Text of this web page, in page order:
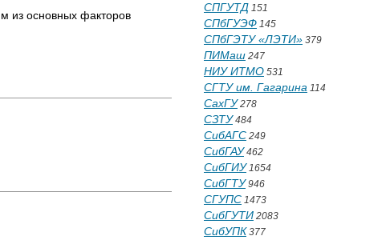
из основных факторов
СПГУТД 151
СПбГУЭФ 145
СПбГЭТУ «ЛЭТИ» 379
ПИМаш 247
НИУ ИТМО 531
СГТУ им. Гагарина 114
СахГУ278
СЗТУ484
СибАГС 249
СибГАУ462
СибГИУ1654
СибГТУ946
СГУПС 1473
СибГУТИ 2083
СибУПК 377